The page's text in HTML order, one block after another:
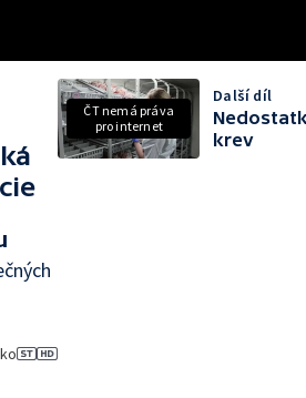
ČT nemá práva
pro internet
Další díl
krev